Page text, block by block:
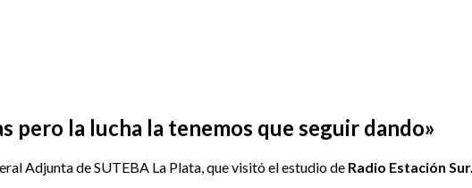
pero la lucha la tenemos que seguir dando»
Adjunta de SUTEBA La Plata, que visitó el estudio de Radio Estación Sur.